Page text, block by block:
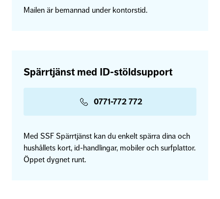
Mailen är bemannad under kontorstid.
Spärrtjänst med ID-stöldsupport
0771-772 772
Med SSF Spärrtjänst kan du enkelt spärra dina och
hushållets kort, id-handlingar, mobiler och surfplattor.
Öppet dygnet runt.